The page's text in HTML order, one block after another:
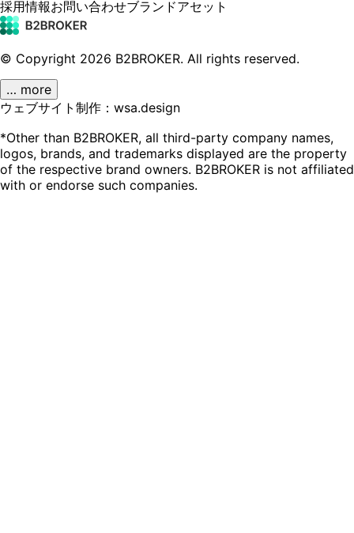
採用情報お問い合わせブランドアセット
© Copyright 2026 B2BROKER. All rights reserved.
… more
ウェブサイト制作：wsa.design
*Other than B2BROKER, all third-party company names,
logos, brands, and trademarks displayed are the property
of the respective brand owners. B2BROKER is not affiliated
with or endorse such companies.